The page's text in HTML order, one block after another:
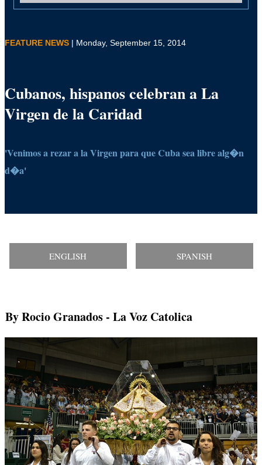
FEATURE NEWS | Monday, September 15, 2014
Cubanos, hispanos celebran a La
Virgen de la Caridad
'Venimos a rezar a la Virgen para que Cuba sea libre alg�n
d�a'
ENGLISH SPANISH
By Rocio Granados- La Voz Catolica